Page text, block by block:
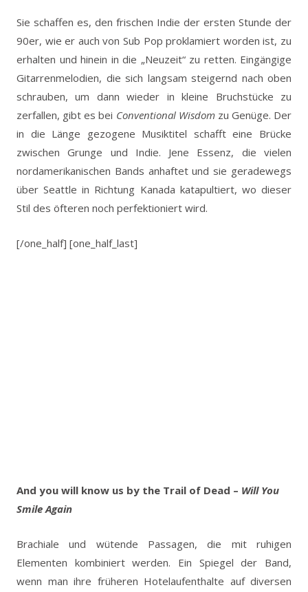
Sie schaffen es, den frischen Indie der ersten Stunde der
90er, wie er auch von Sub Pop proklamiert worden ist, zu
erhalten und hinein in die „Neuzeit“ zu retten. Eingängige
Gitarrenmelodien, die sich langsam steigernd nach oben
schrauben, um dann wieder in kleine Bruchstücke zu
zerfallen, gibt es bei Conventional Wisdomzu Genüge. Der
in die Länge gezogene Musiktitel schafft eine Brücke
zwischen Grunge und Indie. Jene Essenz, die vielen
nordamerikanischen Bands anhaftet und sie geradewegs
über Seattle in Richtung Kanada katapultiert, wo dieser
Stil des öfteren noch perfektioniert wird.
[/one_half] [one_half_last]
And you will know us by the Trail of Dead – Will You
Smile Again
Brachiale und wütende Passagen, die mit ruhigen
Elementen kombiniert werden. Ein Spiegel der Band,
wenn man ihre früheren Hotelaufenthalte auf diversen